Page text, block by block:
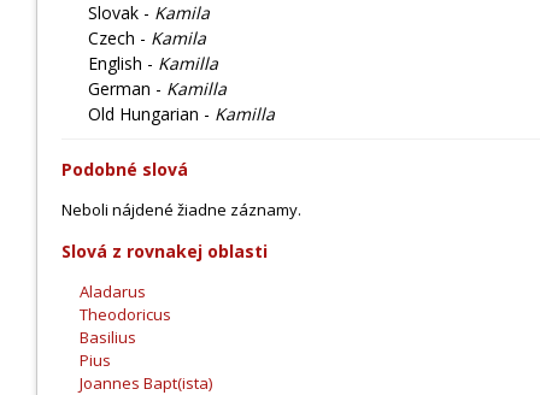
Slovak - Kamila
Czech - Kamila
English - Kamilla
German - Kamilla
Old Hungarian - Kamilla
Podobné slová
Neboli nájdené žiadne záznamy.
Slová z rovnakej oblasti
Aladarus
Theodoricus
Basilius
Pius
Joannes Bapt(ista)